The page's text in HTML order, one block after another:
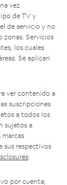
vez
de TV y
de servicio y no
zonas. Servicios
los cuales
Se aplican
ver contenido a
suscripciones
a todos los
sujetos a
sus respectivos
.
por cuenta;